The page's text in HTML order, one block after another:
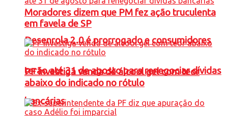
Desenrola 2.0 é prorrogado e consumidores
terão até 31 de agosto para renegociar dívidas
bancárias
Moradores dizem que PM fez ação truculenta
em favela de SP
PF investiga venda de álcool gel com teor
abaixo do indicado no rótulo